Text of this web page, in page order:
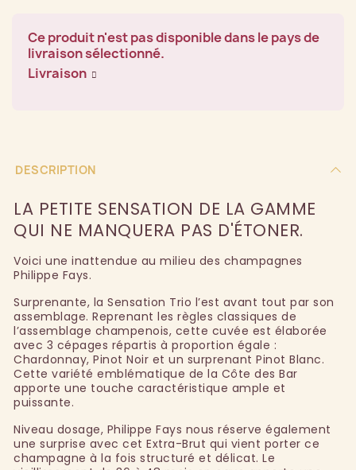
Ce produit n'est pas disponible dans le pays de
livraison sélectionné.
Livraison
DESCRIPTION
LA PETITE SENSATION DE LA GAMME
QUI NE MANQUERA PAS D'ÉTONER.
Voici une inattendue au milieu des champagnes
Philippe Fays.
Surprenante, la Sensation Trio l’est avant tout par son
assemblage. Reprenant les règles classiques de
l’assemblage champenois, cette cuvée est élaborée
avec 3 cépages répartis à proportion égale :
Chardonnay, Pinot Noir et un surprenant Pinot Blanc.
Cette variété emblématique de la Côte des Bar
apporte une touche caractéristique ample et
puissante.
Niveau dosage, Philippe Fays nous réserve également
une surprise avec cet Extra-Brut qui vient porter ce
champagne à la fois structuré et délicat. Le